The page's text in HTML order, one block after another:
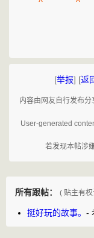
^ ^
[举报] [返
内容由网友自行发布
User-generated
若发现本帖涉
所有跟帖： ( 贴主有
挺好玩的故事。 -